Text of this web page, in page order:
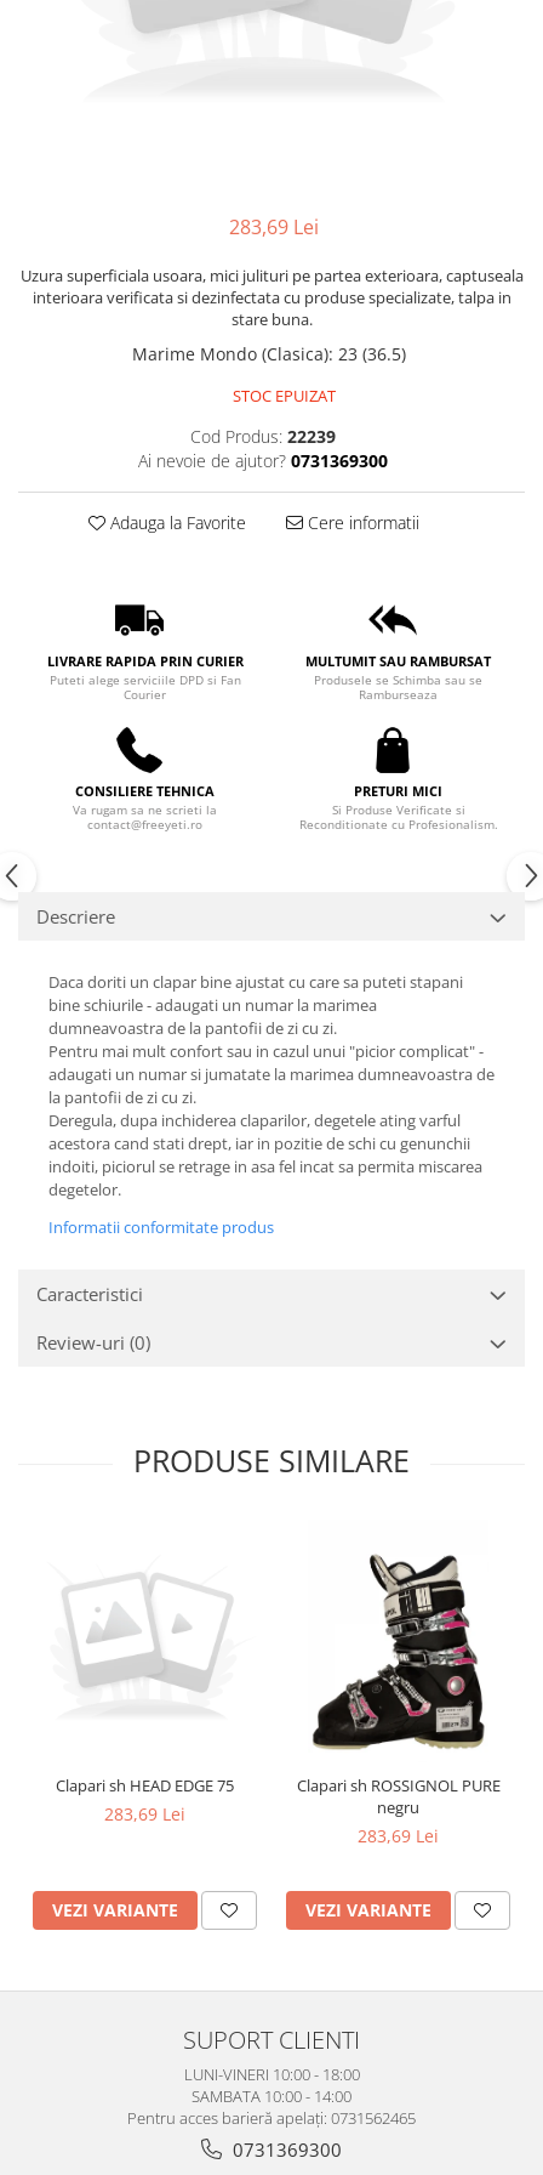
283,69 Lei
Uzura superficiala usoara, mici julituri pe partea exterioara, captuseala
interioara verificata si dezinfectata cu produse specializate, talpa in
stare buna.
Marime Mondo (Clasica): 23 (36.5)
STOC EPUIZAT
Cod Produs: 22239
Ai nevoie de ajutor? 0731369300
Adauga la Favorite Cere informatii
LIVRARE RAPIDA PRIN CURIER
Puteti alege serviciile DPD si Fan
Courier
MULTUMIT SAU RAMBURSAT
Produsele se Schimba sau se
Ramburseaza
CONSILIERE TEHNICA
Va rugam sa ne scrieti la
contact@freeyeti.ro
PRETURI MICI
Si Produse Verificate si
Reconditionate cu Profesionalism.
Descriere
Daca doriti un clapar bine ajustat cu care sa puteti stapani
bine schiurile - adaugati un numar la marimea
dumneavoastra de la pantofii de zi cu zi.
Pentru mai mult confort sau in cazul unui "picior complicat" -
adaugati un numar si jumatate la marimea dumneavoastra de
la pantofii de zi cu zi.
Deregula, dupa inchiderea claparilor, degetele ating varful
acestora cand stati drept, iar in pozitie de schi cu genunchii
indoiti, piciorul se retrage in asa fel incat sa permita miscarea
degetelor.
Informatii conformitate produs
Caracteristici
Review-uri (0)
PRODUSE SIMILARE
Clapari sh HEAD EDGE 75
283,69 Lei
VEZI VARIANTE
Clapari sh ROSSIGNOL PURE
negru
283,69 Lei
VEZI VARIANTE
SUPORT CLIENTI
LUNI-VINERI 10:00 - 18:00
SAMBATA 10:00 - 14:00
Pentru acces barieră apelați: 0731562465
0731369300